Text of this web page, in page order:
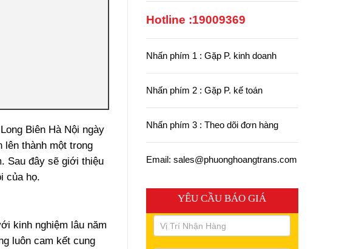
Biên Hà Nội ngày
lên thành một trong
Sau đây sẽ giới thiệu
của họ.
kinh nghiệm lâu năm
luôn cam kết cung
Hotline :19009369
Nhấn phím 1 : Gặp P. kinh doanh
Nhấn phím 2 : Gặp P. kế toán
Nhấn phím 3 : Theo dõi đơn hàng
Email: sales@phuonghoangtrans.com
YÊU CẦU BÁO GIÁ